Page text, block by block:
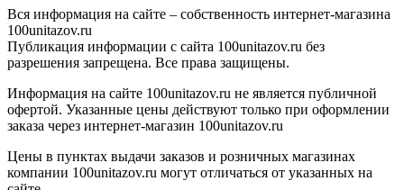
Вся информация на сайте – собственность интернет-магазина
100unitazov.ru
Публикация информации с сайта 100unitazov.ru без
разрешения запрещена. Все права защищены.
Информация на сайте 100unitazov.ru не является публичной
офертой. Указанные цены действуют только при оформлении
заказа через интернет-магазин 100unitazov.ru
Цены в пунктах выдачи заказов и розничных магазинах
компании 100unitazov.ru могут отличаться от указанных на